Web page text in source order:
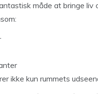
måde at bringe liv
ikke kun rummets